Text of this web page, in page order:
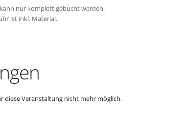
nur komplett gebucht werden.
ist inkl. Material.
diese Veranstaltung nicht mehr möglich.